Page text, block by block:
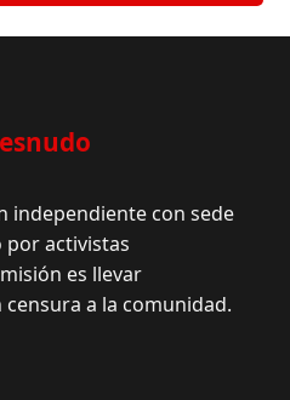
independiente con sede
por activistas
es llevar
a la comunidad.